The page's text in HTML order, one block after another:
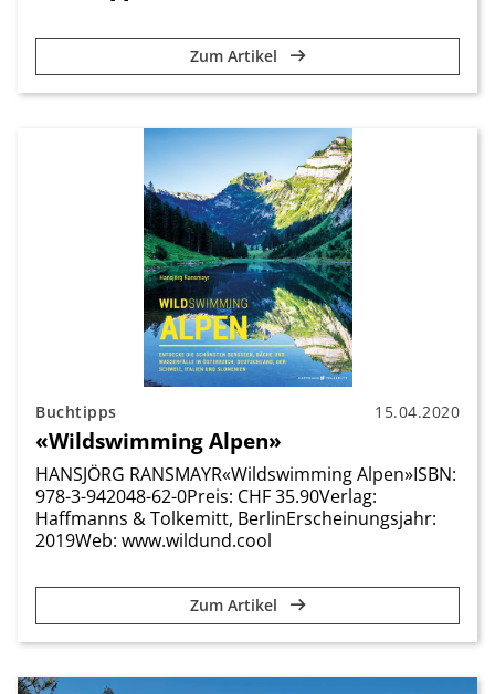
Zum Artikel
Buchtipps 15.04.2020
«Wildswimming Alpen»
HANSJÖRG RANSMAYR«Wildswimming Alpen»ISBN:
978-3-942048-62-0Preis: CHF 35.90Verlag:
Haffmanns & Tolkemitt, BerlinErscheinungsjahr:
2019Web: www.wildund.cool
Zum Artikel